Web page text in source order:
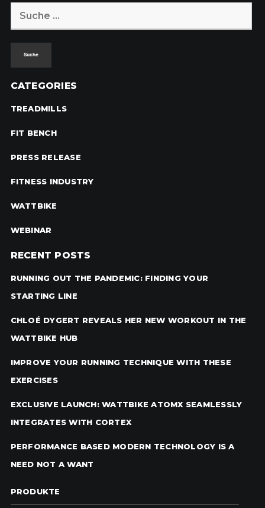
CATEGORIES
TREADMILLS
FIT BENCH
PRESS RELEASE
FITNESS INDUSTRY
WATTBIKE
WEBINAR
RECENT POSTS
RUNNING OUT THE PANDEMIC: FINDING YOUR
STARTING LINE
CHLOÉ DYGERT REVEALS HER NEW WORKOUT IN THE
WATTBIKE HUB
IMPROVE YOUR RUNNING TECHNIQUE WITH THESE
EXERCISES
EXCLUSIVE LAUNCH: WATTBIKE ATOMX SEAMLESSLY
INTEGRATES WITH CORTEX
PERFORMANCE BASED MODERN TECHNOLOGY IS A
NEED NOT A WANT
PRODUKTE